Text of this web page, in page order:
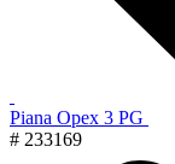
Piana Орех 3 PG
# 233169